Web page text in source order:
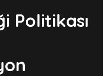
Politikası